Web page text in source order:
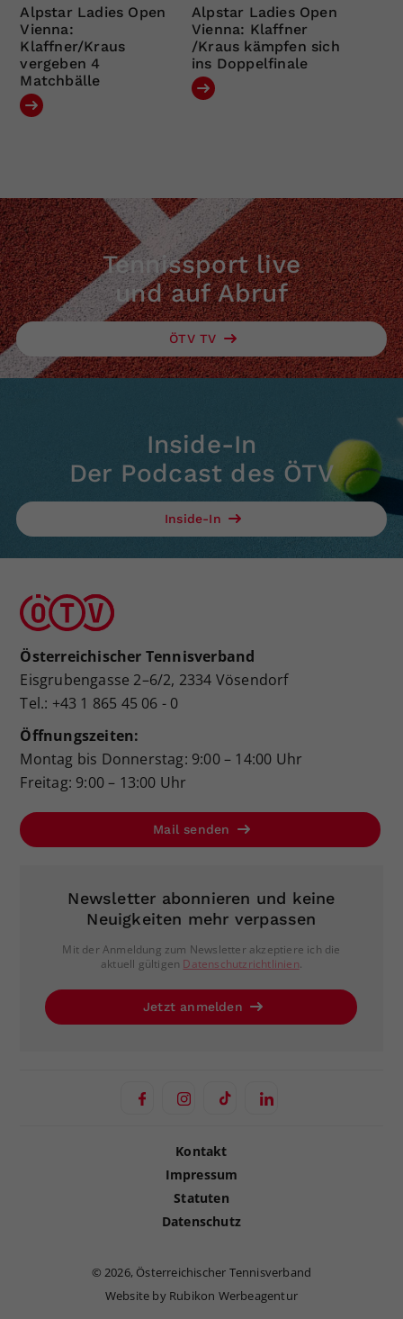
Alpstar Ladies Open
Vienna:
Klaffner/Kraus
vergeben 4
Matchbälle
Alpstar Ladies Open
Vienna: Klaffner
/Kraus kämpfen sich
ins Doppelfinale
Tennissport live
und auf Abruf
ÖTV TV
Inside-In
Der Podcast des ÖTV
Inside-In
Österreichischer Tennisverband
Eisgrubengasse 2–6/2, 2334 Vösendorf
Tel.: +43 1 865 45 06 - 0
Öffnungszeiten:
Montag bis Donnerstag: 9:00 – 14:00 Uhr
Freitag: 9:00 – 13:00 Uhr
Mail senden
Newsletter abonnieren und keine
Neuigkeiten mehr verpassen
Mit der Anmeldung zum Newsletter akzeptiere ich die
aktuell gültigen Datenschutzrichtlinien.
Jetzt anmelden
Kontakt
Impressum
Statuten
Datenschutz
©2026, Österreichischer Tennisverband
Website by Rubikon Werbeagentur